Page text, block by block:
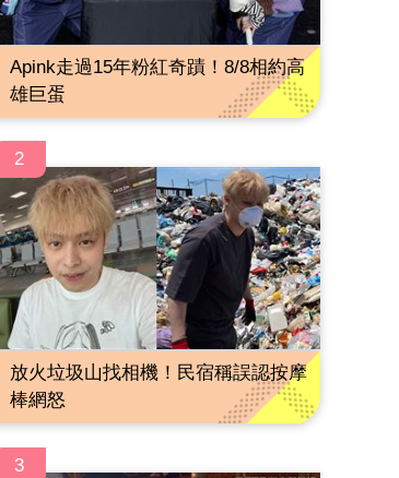
Apink走過15年粉紅奇蹟！8/8相約高
雄巨蛋
2
放火垃圾山找相機！民宿稱誤認按摩
棒網怒
3